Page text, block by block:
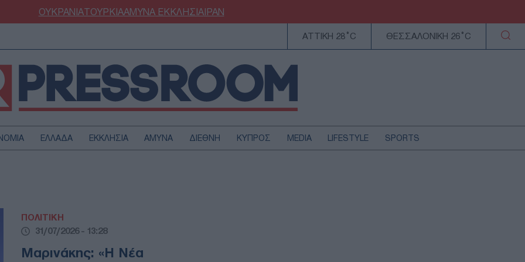
ΟΥΚΡΑΝΙΑΤΟΥΡΚΙΑΑΜΥΝΑΕΚΚΛΗΣΙΑΙΡΑΝ
ΑΤΤΙΚΗ 28°C ΘΕΣΣΑΛΟΝΙΚΗ 26°C
ΕΛΛΑΔΑ ΕΚΚΛΗΣΙΑ ΑΜΥΝΑ ΔΙΕΘΝΗ ΚΥΠΡΟΣ MEDIA LIFESTYLE SPORTS
ΠΟΛΙΤΙΚΗ
31/07/2026 - 13:28
Μαρινάκης: «Η Νέα